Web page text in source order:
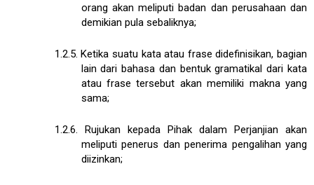
orang akan meliputi badan dan perusahaan dan
demikian pula sebaliknya;
1.2.5.Ketika suatu kata atau frase didefinisikan, bagian
lain dari bahasa dan bentuk gramatikal dari kata
atau frase tersebut akan memiliki makna yang
sama;
1.2.6. Rujukan kepada Pihak dalam Perjanjian akan
meliputi penerus dan penerima pengalihan yang
diizinkan;